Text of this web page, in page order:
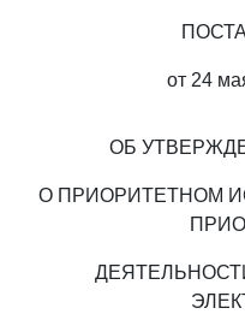
от 24
ОБ
О ПРИОРИТЕТНОМ